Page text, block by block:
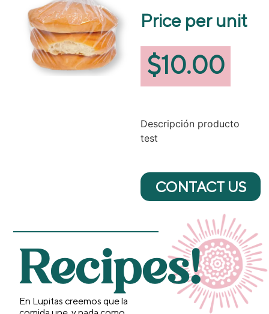
Price per unit
$10.00
Descripción producto
test
CONTACT US
Recipes!
En Lupitas creemos que la